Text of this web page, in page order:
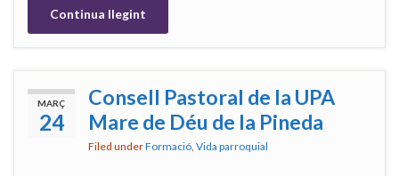
Continua llegint
MARÇ
24
Consell Pastoral de la UPA
Mare de Déu de la Pineda
Filed underFormació, Vida parroquial